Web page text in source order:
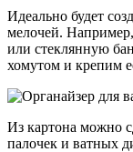
Идеально будет
мелочей.
или стеклянную
хомутом и крепим
Из картона можно
палочек и ватных